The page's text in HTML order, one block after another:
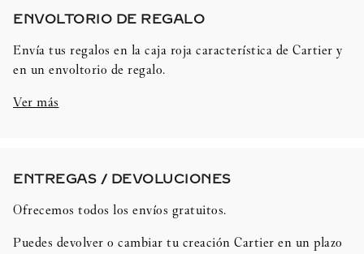
ENVOLTORIO DE REGALO​
Envía tus regalos en la caja roja característica de Cartier y
en un envoltorio de regalo.
Ver más
ENTREGAS / DEVOLUCIONES​
Ofrecemos todos los envíos gratuitos.
Puedes devolver o cambiar tu creación Cartier en un plazo